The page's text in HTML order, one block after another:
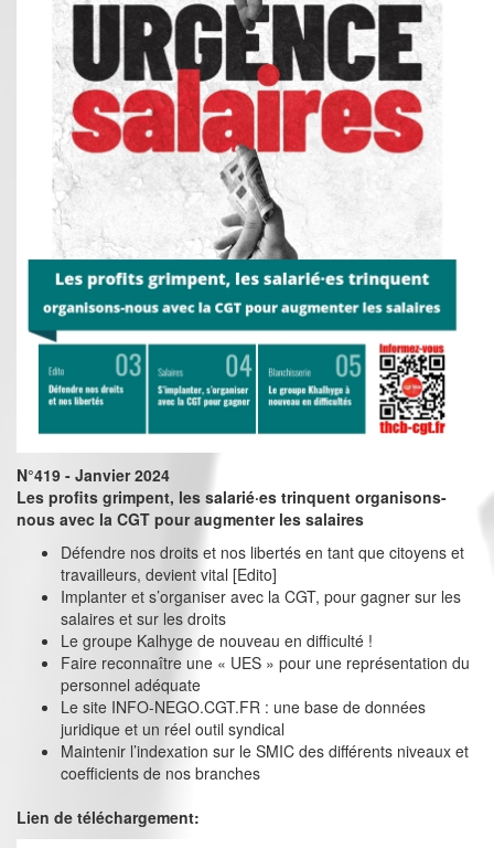
N°419 - Janvier 2024
Les profits grimpent, les salarié·es trinquent organisons-
nous avec la CGT pour augmenter les salaires
Défendre nos droits et nos libertés en tant que citoyens et
travailleurs, devient vital [Edito]
Implanter et s’organiser avec la CGT, pour gagner sur les
salaires et sur les droits
Le groupe Kalhyge de nouveau en difficulté !
Faire reconnaître une « UES » pour une représentation du
personnel adéquate
Le site INFO-NEGO.CGT.FR : une base de données
juridique et un réel outil syndical
Maintenir l’indexation sur le SMIC des différents niveaux et
coefficients de nos branches
Lien de téléchargement: